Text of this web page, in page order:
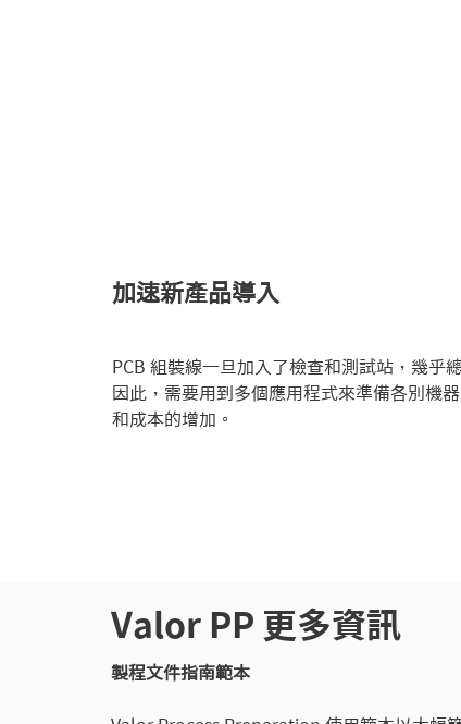
加速新產品導入
PCB 組裝線一旦加入了檢查和測試站，幾乎
因此，需要用到多個應用程式來準備各別機
和成本的增加。
Valor PP 更多資訊
製程文件指南範本